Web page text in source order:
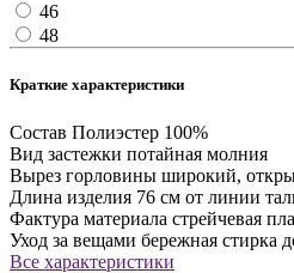
46
48
Краткие характеристики
Состав Полиэстер 100%
Вид застежки потайная молния
Вырез горловины широкий,
Длина изделия 76 см от линии
Фактура материала стрейчевая
Уход за вещами бережная стирка
Все характеристики